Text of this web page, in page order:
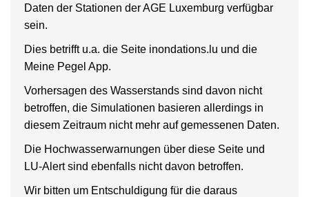
Daten der Stationen der AGE Luxemburg verfügbar
sein.
Dies betrifft u.a. die Seite inondations.lu und die
Meine Pegel App.
Vorhersagen des Wasserstands sind davon nicht
betroffen, die Simulationen basieren allerdings in
diesem Zeitraum nicht mehr auf gemessenen Daten.
Die Hochwasserwarnungen über diese Seite und
LU-Alert sind ebenfalls nicht davon betroffen.
Wir bitten um Entschuldigung für die daraus